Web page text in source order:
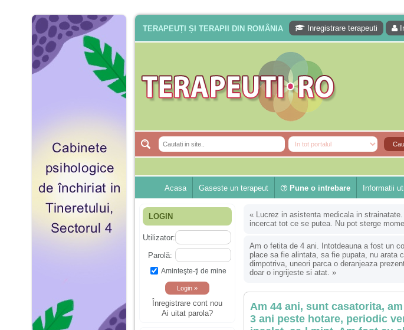
TERAPEUȚI ȘI TERAPII DIN ROMÂNIA Inregistrare terapeuti
Acasa Gaseste un terapeut Pune o intrebare Informatii
LOGIN
Utilizator:
Parolă:
Aminteşte-ţi de mine
Înregistrare cont nou
Ai uitat parola?
« Lucrez in asistenta medicala in
incercat tot ce se putea. Nu pot sterge
Am o fetita de 4 ani. Intotdeauna a fost un
place sa fie alintata, sa fie pupata, nu arata
dimpotriva, uneori parca o deranjeaza
doar o ingrijeste si atat. »
Am 44 ani, sunt casatorita,
3 ani peste hotare, periodic